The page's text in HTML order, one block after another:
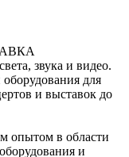
звука и видео.
для
и выставок до
опытом в области
и